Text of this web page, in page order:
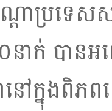
ាប្រទេស
នាក់ បា
នៅក្នុងពិភ